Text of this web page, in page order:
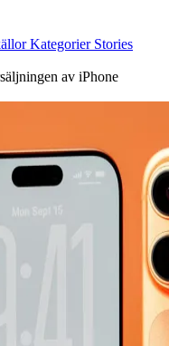
Kategorier Stories
av iPhone